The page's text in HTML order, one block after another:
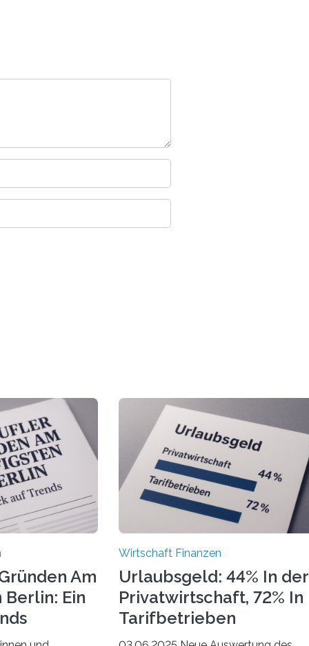
Am
Berlin: Ein
Wirtschaft Finanzen
Urlaubsgeld: 44% In der
Privatwirtschaft, 72% In
Tarifbetrieben